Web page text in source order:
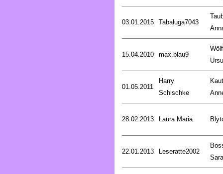
03.01.2015 Tabaluga7043
15.04.2010 max.blau9
01.05.2011
Harry
Schischke
28.02.2013 Laura Maria
22.01.2013 Leseratte2002